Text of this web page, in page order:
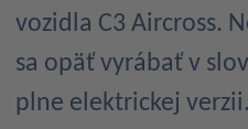
vozidla C3 Aircross.
sa opäť vyrábať v
plne elektrickej